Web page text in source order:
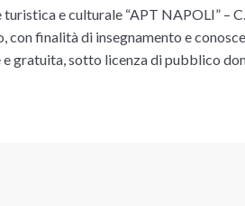
e culturale “APT NAPOLI” –
con finalità di insegnamento e
gratuita, sotto licenza di pubblico